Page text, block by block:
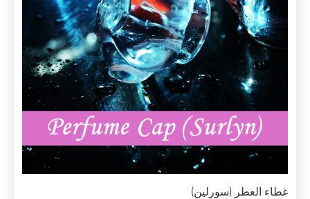
غطاء العطر (سورلين)